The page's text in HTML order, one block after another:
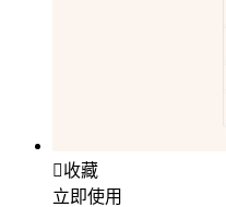
收藏
立即使用